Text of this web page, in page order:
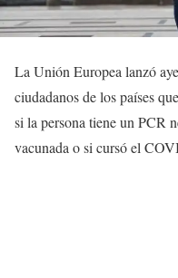
La Unión Europea lanzó
ciudadanos de los países
si la persona tiene un PCR
vacunada o si cursó el